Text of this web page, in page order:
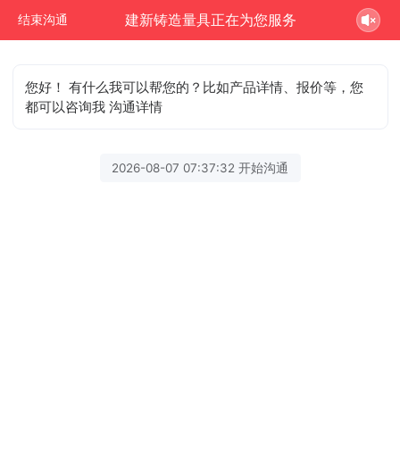
结束沟通 建新铸造量具正在为您服务
您好！ 有什么我可以帮您的？比如产品详情、报价等，您
都可以咨询我 沟通详情
2026-08-07 07:37:32 开始沟通